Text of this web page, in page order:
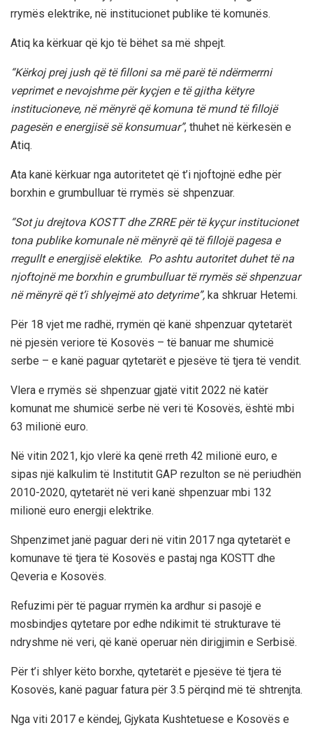
rrymës elektrike, në institucionet publike të komunës.
Atiq ka kërkuar që kjo të bëhet sa më shpejt.
“Kërkoj prej jush që të filloni sa më parë të ndërmerrni
veprimet e nevojshme për kyçjen e të gjitha këtyre
institucioneve, në mënyrë që komuna të mund të fillojë
pagesën e energjisë së konsumuar”, thuhet në kërkesën e
Atiq.
Ata kanë kërkuar nga autoritetet që t’i njoftojnë edhe për
borxhin e grumbulluar të rrymës së shpenzuar.
“Sot ju drejtova KOSTT dhe ZRRE për të kyçur institucionet
tona publike komunale në mënyrë që të fillojë pagesa e
rregullt e energjisë elektike. Po ashtu autoritet duhet të na
njoftojnë me borxhin e grumbulluar të rrymës së shpenzuar
në mënyrë që t’i shlyejmë ato detyrime”, ka shkruar Hetemi.
Për 18 vjet me radhë, rrymën që kanë shpenzuar qytetarët
në pjesën veriore të Kosovës – të banuar me shumicë
serbe – e kanë paguar qytetarët e pjesëve të tjera të vendit.
Vlera e rrymës së shpenzuar gjatë vitit 2022 në katër
komunat me shumicë serbe në veri të Kosovës, është mbi
63 milionë euro.
Në vitin 2021, kjo vlerë ka qenë rreth 42 milionë euro, e
sipas një kalkulim të Institutit GAP rezulton se në periudhën
2010-2020, qytetarët në veri kanë shpenzuar mbi 132
milionë euro energji elektrike.
Shpenzimet janë paguar deri në vitin 2017 nga qytetarët e
komunave të tjera të Kosovës e pastaj nga KOSTT dhe
Qeveria e Kosovës.
Refuzimi për të paguar rrymën ka ardhur si pasojë e
mosbindjes qytetare por edhe ndikimit të strukturave të
ndryshme në veri, që kanë operuar nën dirigjimin e Serbisë.
Për t’i shlyer këto borxhe, qytetarët e pjesëve të tjera të
Kosovës, kanë paguar fatura për 3.5 përqind më të shtrenjta.
Nga viti 2017 e këndej, Gjykata Kushtetuese e Kosovës e